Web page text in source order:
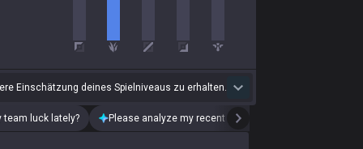
Einschätzung deines Spielniveaus zu erhalten.
team luck lately? Please analyze my recent playstyle.